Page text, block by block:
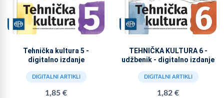
Tehnička kultura 5 -
digitalno izdanje
DIGITALNI ARTIKLI
1,85 €
TEHNIČKA KULTURA 6 -
udžbenik - digitalno izdanje
DIGITALNI ARTIKLI
1,82 €